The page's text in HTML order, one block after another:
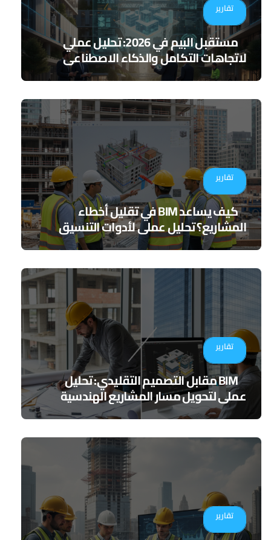
تقارير
مستقبل البيم في 2026: تحليل عملي
لاتجاهات التكامل والذكاء الاصطناعي
تقارير
كيف يساعد BIM في تقليل أخطاء
المشاريع؟ تحليل عملي لأدوات التنسيق
الرقمي
تقارير
BIM مقابل التصميم التقليدي: تحليل
عملي لتحويل مسار المشاريع الهندسية
تقارير